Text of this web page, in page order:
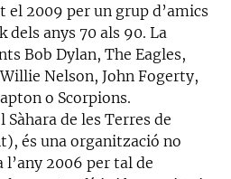
el 2009 per un grup d’amics
dels anys 70 als 90. La
Bob Dylan, The Eagles,
Nelson, John Fogerty,
o Scorpions.
de les Terres de
és una organització no
2006 per tal de